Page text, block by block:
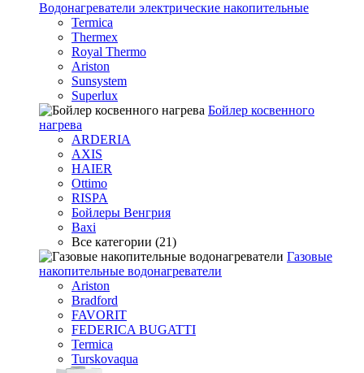
Водонагреватели электрические накопительные
Termica
Thermex
Royal Thermo
Ariston
Sunsystem
Superlux
Бойлер косвенного
нагрева
ARDERIA
AXIS
HAIER
Ottimo
RISPA
Бойлеры Венгрия
Baxi
Все категории (21)
Газовые
накопительные водонагреватели
Ariston
Bradford
FAVORIT
FEDERICA BUGATTI
Termica
Turskovaqua